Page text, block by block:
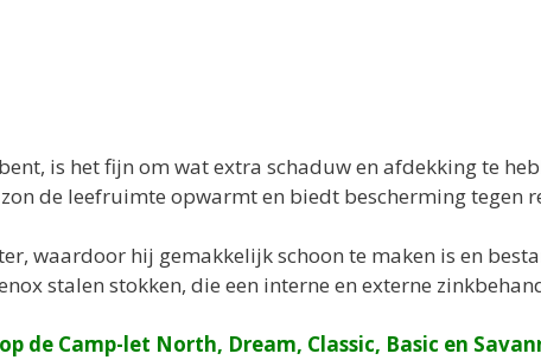
is het fijn om wat extra schaduw en afdekking te
de leefruimte opwarmt en biedt bescherming tegen
waardoor hij gemakkelijk schoon te maken is en
stalen stokken, die een interne en externe
de Camp-let North, Dream, Classic, Basic en